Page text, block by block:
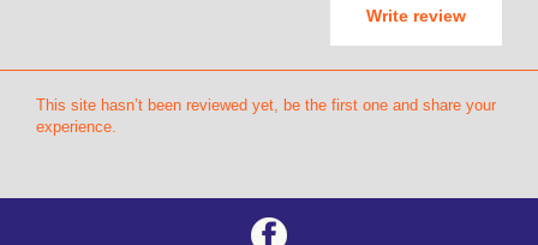
Write review
This site hasn’t been reviewed yet, be the first one and share your
experience.